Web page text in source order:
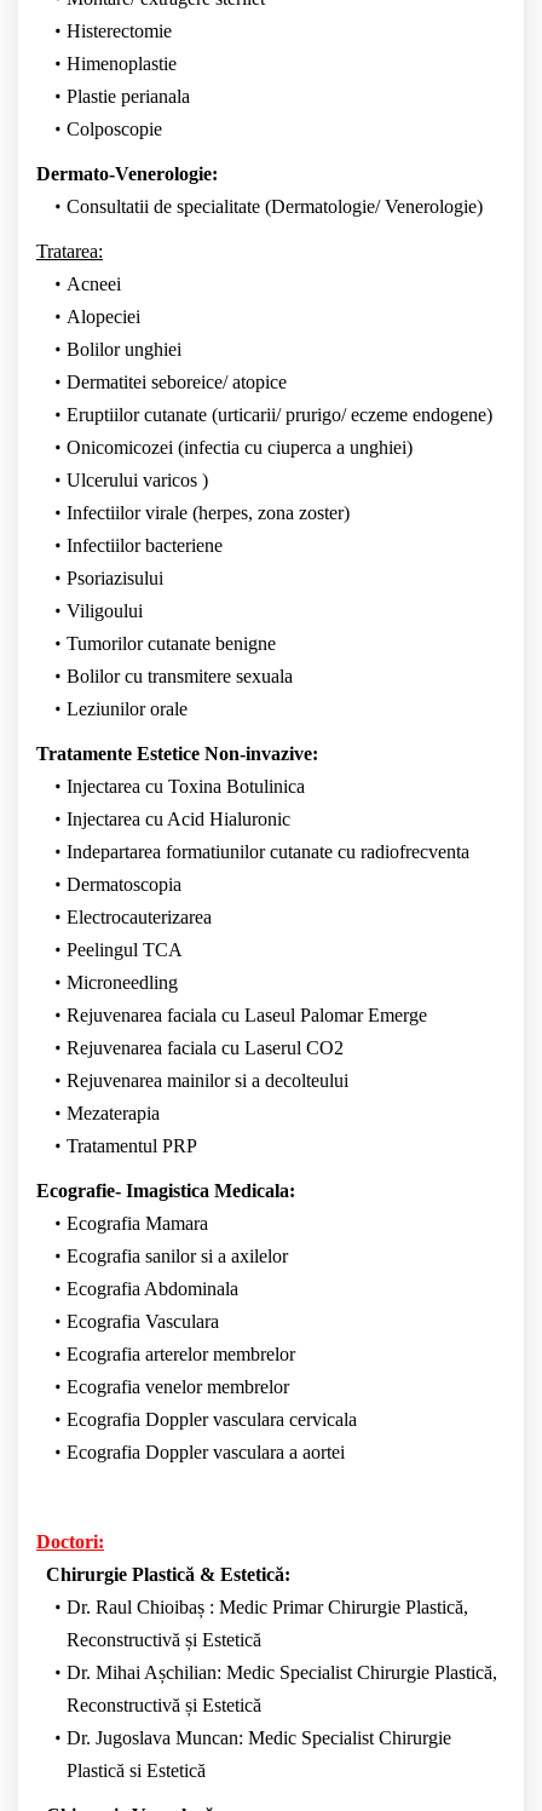
Histerectomie
Himenoplastie
Plastie perianala
Colposcopie
Dermato-Venerologie:
Consultatii de specialitate (Dermatologie/ Venerologie)
Tratarea:
Acneei
Alopeciei
Bolilor unghiei
Dermatitei seboreice/ atopice
Eruptiilor cutanate (urticarii/ prurigo/ eczeme endogene)
Onicomicozei (infectia cu ciuperca a unghiei)
Ulcerului varicos )
Infectiilor virale (herpes, zona zoster)
Infectiilor bacteriene
Psoriazisului
Viligoului
Tumorilor cutanate benigne
Bolilor cu transmitere sexuala
Leziunilor orale
Tratamente Estetice Non-invazive:
Injectarea cu Toxina Botulinica
Injectarea cu Acid Hialuronic
Indepartarea formatiunilor cutanate cu radiofrecventa
Dermatoscopia
Electrocauterizarea
Peelingul TCA
Microneedling
Rejuvenarea faciala cu Laseul Palomar Emerge
Rejuvenarea faciala cu Laserul CO2
Rejuvenarea mainilor si a decolteului
Mezaterapia
Tratamentul PRP
Ecografie- Imagistica Medicala:
Ecografia Mamara
Ecografia sanilor si a axilelor
Ecografia Abdominala
Ecografia Vasculara
Ecografia arterelor membrelor
Ecografia venelor membrelor
Ecografia Doppler vasculara cervicala
Ecografia Doppler vasculara a aortei
Doctori:
Chirurgie Plastică & Estetică:
Dr. Raul Chioibaș : Medic Primar Chirurgie Plastică,
Reconstructivă și Estetică
Dr. Mihai Așchilian: Medic Specialist Chirurgie Plastică,
Reconstructivă și Estetică
Dr. Jugoslava Muncan: Medic Specialist Chirurgie
Plastică si Estetică